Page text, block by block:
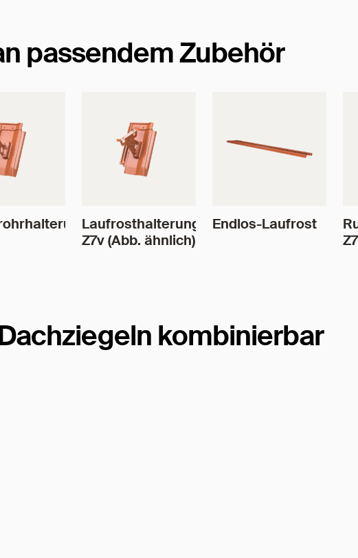
passendem Zubehör
Laufrosthalterung
Z7v (Abb. ähnlich)
Endlos-Laufrost
kombinierbar